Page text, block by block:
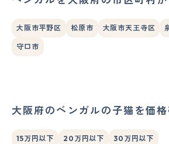
大阪市平野区 松原市 大阪市天王寺区
守口市
大阪府のベンガルの子猫を価
15万円以下 20万円以下 30万円以下